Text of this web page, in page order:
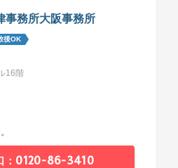
事務所大阪事務所
後OK
16階
：0120-86-3410